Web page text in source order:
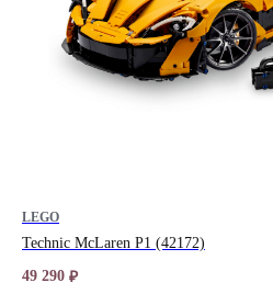
Technic McLaren P1 (42172)
LEGO
49 290 ₽